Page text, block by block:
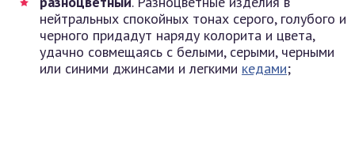
нейтральных спокойных тонах серого, голубого и
черного придадут наряду колорита и цвета,
удачно совмещаясь с белыми, серыми, черными
или синими джинсами и легкими кедами;